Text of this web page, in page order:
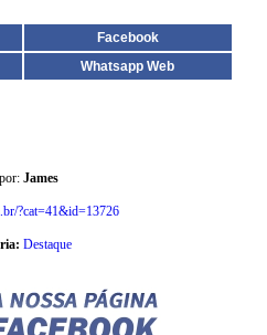
Facebook
Whatsapp Web
James
?cat=41&id=13726
Destaque